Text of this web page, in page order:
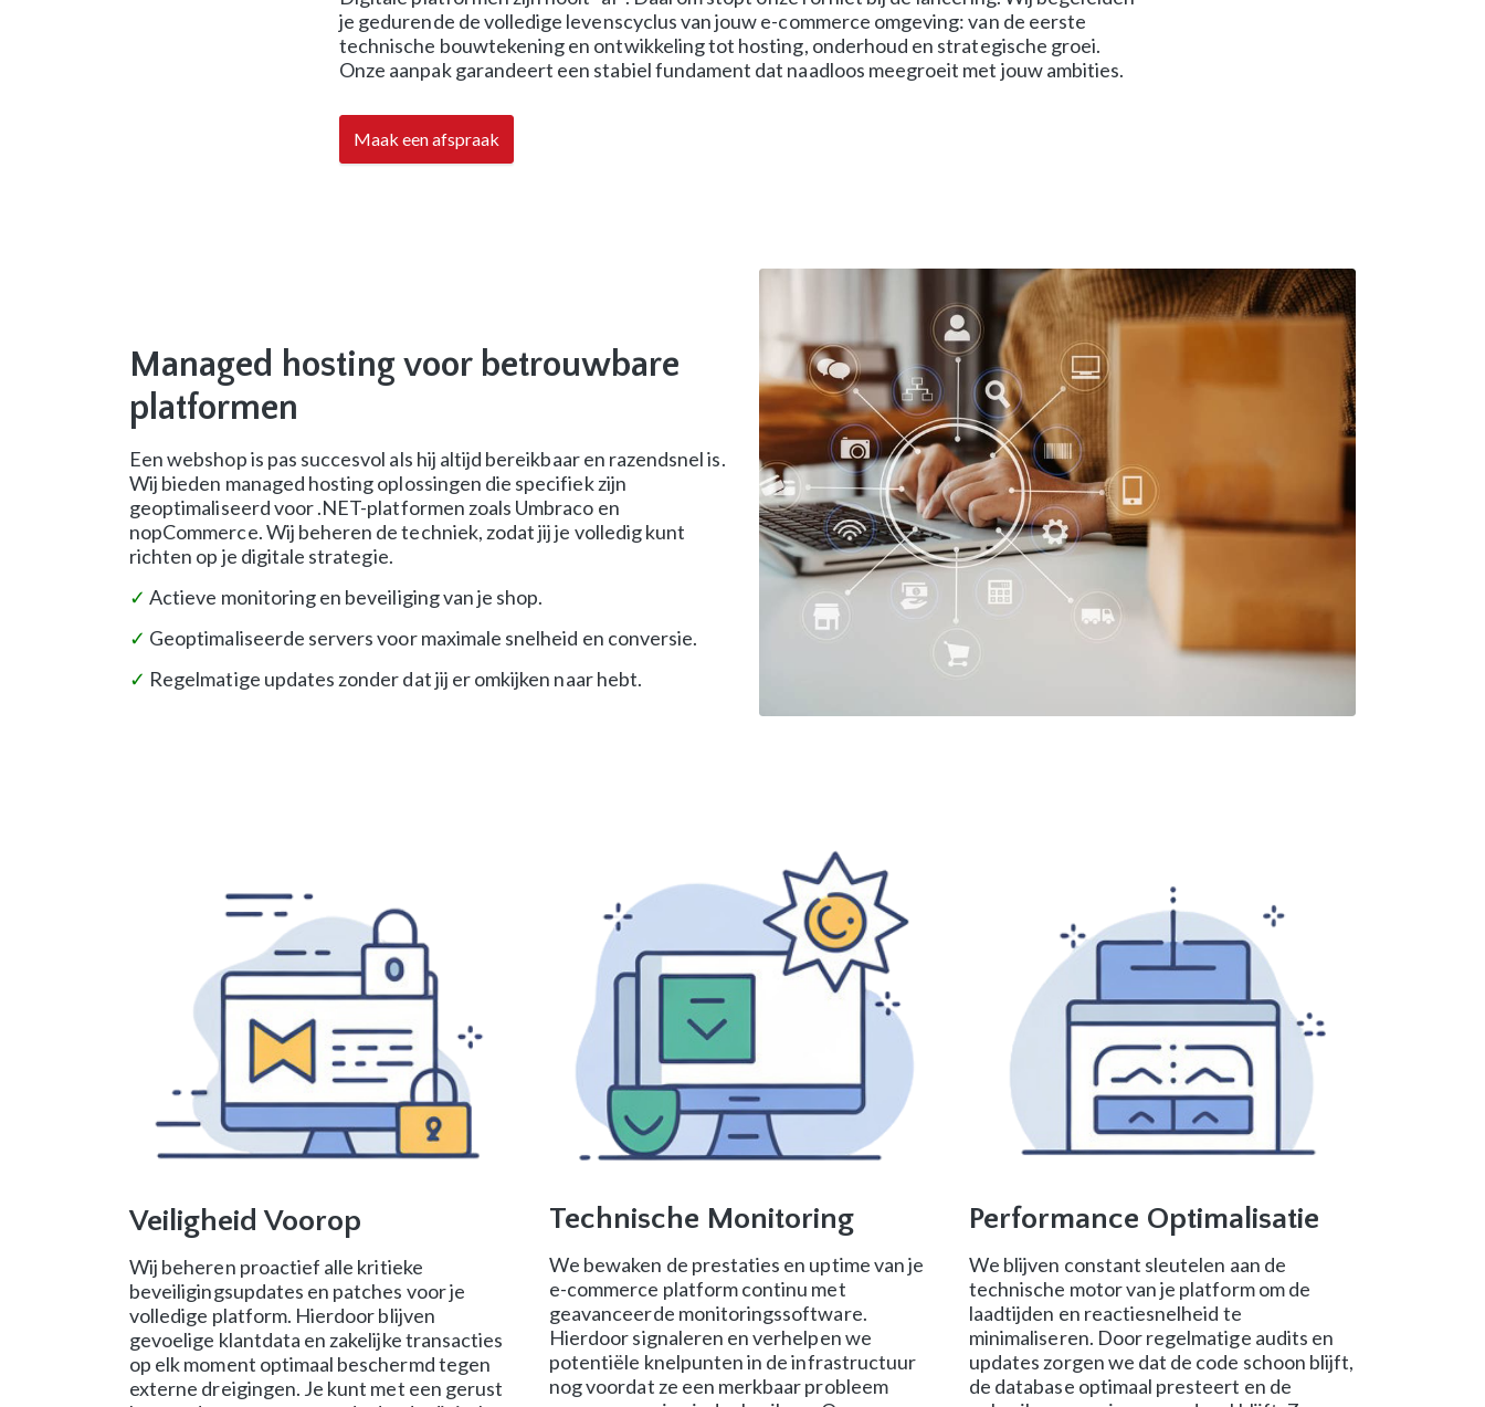
je gedurende de volledige levenscyclus van jouw e-commerce omgeving: van de eerste
technische bouwtekening en ontwikkeling tot hosting, onderhoud en strategische groei.
Onze aanpak garandeert een stabiel fundament dat naadloos meegroeit met jouw ambities.
Maak een afspraak
Managed hosting voor betrouwbare
platformen
Een webshop is pas succesvol als hij altijd bereikbaar en razendsnel is.
Wij bieden managed hosting oplossingen die specifiek zijn
geoptimaliseerd voor .NET-platformen zoals Umbraco en
nopCommerce. Wij beheren de techniek, zodat jij je volledig kunt
richten op je digitale strategie.
✓ Actieve monitoring en beveiliging van je shop.
✓ Geoptimaliseerde servers voor maximale snelheid en conversie.
✓ Regelmatige updates zonder dat jij er omkijken naar hebt.
Veiligheid Voorop
Wij beheren proactief alle kritieke
beveiligingsupdates en patches voor je
volledige platform. Hierdoor blijven
gevoelige klantdata en zakelijke transacties
op elk moment optimaal beschermd tegen
externe dreigingen. Je kunt met een gerust
Technische Monitoring
We bewaken de prestaties en uptime van je
e-commerce platform continu met
geavanceerde monitoringssoftware.
Hierdoor signaleren en verhelpen we
potentiële knelpunten in de infrastructuur
nog voordat ze een merkbaar probleem
Performance Optimalisatie
We blijven constant sleutelen aan de
technische motor van je platform om de
laadtijden en reactiesnelheid te
minimaliseren. Door regelmatige audits en
updates zorgen we dat de code schoon blijft,
de database optimaal presteert en de